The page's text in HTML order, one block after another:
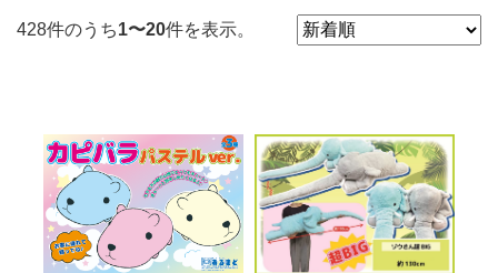
428件のうち1〜20件を表示。